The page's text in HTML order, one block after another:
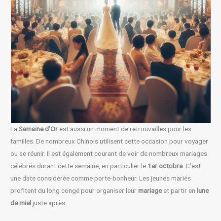
LaSemaine d’Or est aussi un moment de retrouvailles pour les
familles. De nombreux Chinois utilisent cette occasion pour voyager
ou se réunir. Il est également courant de voir de nombreux mariages
célébrés durant cette semaine, en particulier le 1er octobre. C’est
une date considérée comme porte-bonheur. Les jeunes mariés
profitent du long congé pour organiser leurmariageet partir enlune
de mieljuste après.